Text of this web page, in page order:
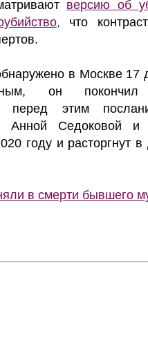
версию об
что
в Москве 17
он покончил
перед этим
Анной Седоковой и
году и расторгнут в
в смерти бывшего